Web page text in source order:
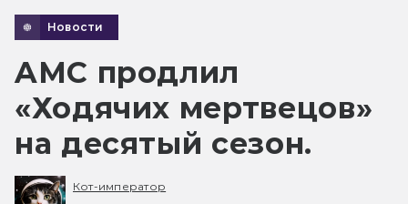
Новости
AMC продлил
«Ходячих мертвецов»
на десятый сезон.
Кот-император